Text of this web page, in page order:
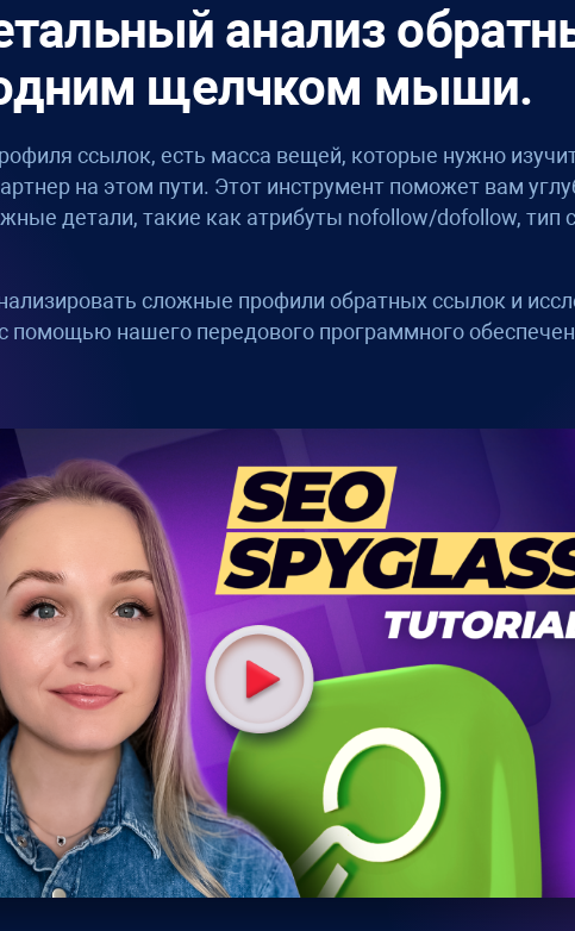
анализ
щелчком мыши.
ссылок, есть масса вещей, которые нужно
на этом пути. Этот инструмент поможет вам
детали, такие как атрибуты nofollow/dofollow, тип
сложные профили обратных ссылок и
помощью нашего передового программного